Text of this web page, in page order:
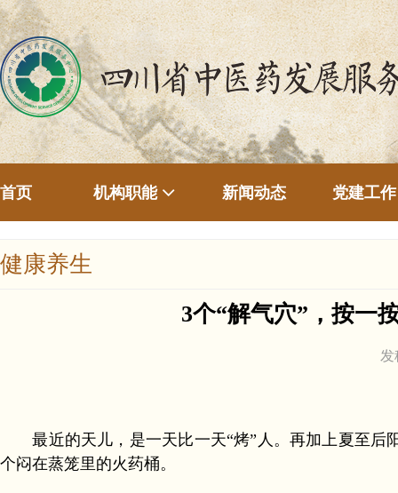
首页 机构职能 新闻动态 党建工作
健康养生
3个“解气穴”，按一
发
最近的天儿，是一天比一天“烤”人。再加上夏至后
个闷在蒸笼里的火药桶。